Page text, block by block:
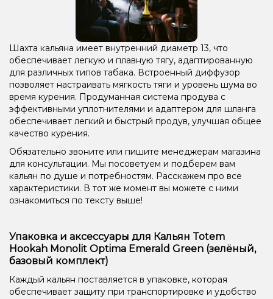
Шахта кальяна имеет внутренний диаметр 13, что
обеспечивает легкую и плавную тягу, адаптированную
для различных типов табака. Встроенный диффузор
позволяет настраивать мягкость тяги и уровень шума во
время курения. Продуманная система продува с
эффективными уплотнителями и адаптером для шланга
обеспечивает легкий и быстрый продув, улучшая общее
качество курения.
Обязательно звоните или пишите менеджерам магазина
для консультации. Мы посоветуем и подберем вам
кальян по душе и потребностям. Расскажем про все
характеристики. В тот же момент вы можете с ними
ознакомиться по тексту выше!
Упаковка и аксессуары для Кальян Totem
Hookah Monolit Optima Emerald Green (зелёный,
базовый комплект)
Каждый кальян поставляется в упаковке, которая
обеспечивает защиту при транспортировке и удобство